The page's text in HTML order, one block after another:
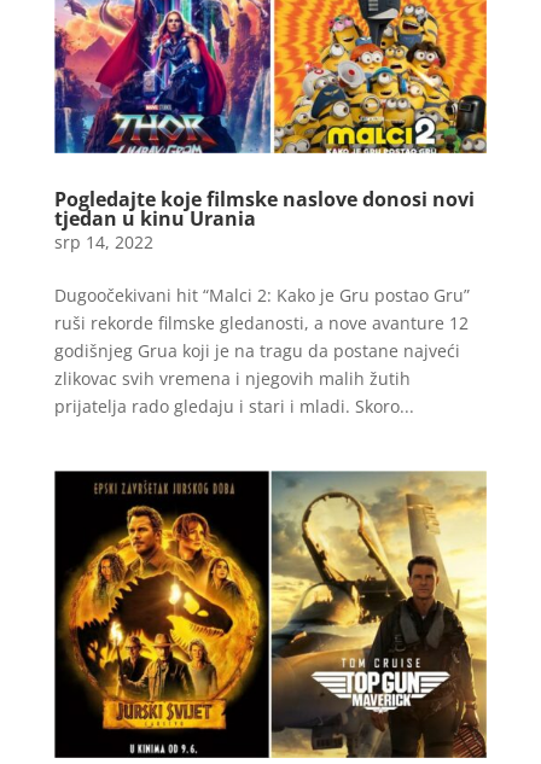
Pogledajte koje filmske naslove donosi novi
tjedan u kinu Urania
srp 14, 2022
Dugoočekivani hit “Malci 2: Kako je Gru postao Gru”
ruši rekorde filmske gledanosti, a nove avanture 12
godišnjeg Grua koji je na tragu da postane najveći
zlikovac svih vremena i njegovih malih žutih
prijatelja rado gledaju i stari i mladi. Skoro...